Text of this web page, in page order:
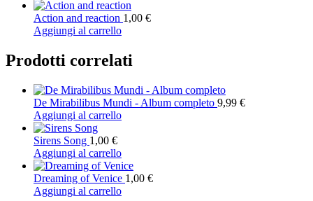
Action and reaction 1,00 €
Aggiungi al carrello
Prodotti correlati
De Mirabilibus Mundi - Album completo 9,99 €
Aggiungi al carrello
Sirens Song 1,00 €
Aggiungi al carrello
Dreaming of Venice 1,00 €
Aggiungi al carrello